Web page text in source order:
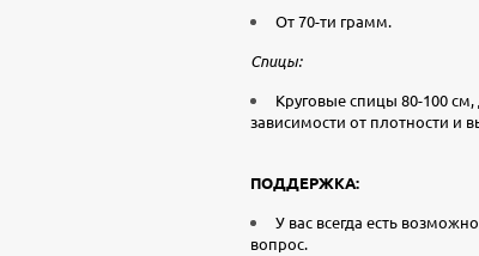
От 70-ти грамм.
Спицы:
Круговые спицы 80-100
зависимости от плотности и
ПОДДЕРЖКА:
У вас всегда есть
вопрос.